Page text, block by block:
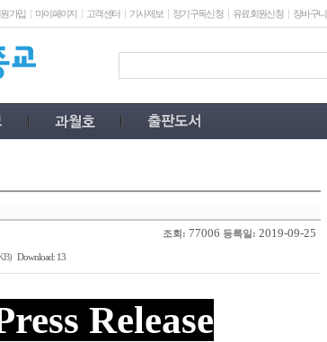
가입 마이페이지 고객센터 기사제보 정기구독신청 유료회원신청 장바구니
조회: 77006 등록일: 2019-09-25
Download: 13
Release